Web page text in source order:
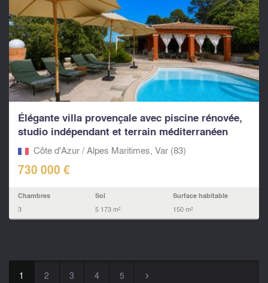
Élégante villa provençale avec piscine rénovée,
studio indépendant et terrain méditerranéen
privatifCôte d'Azur / Alpes Maritimes, Var (83)
730 000 €
Chambres
3
Sol
5 173 m²
Surface habitable
150 m²
1 2 3 4 5 ▻